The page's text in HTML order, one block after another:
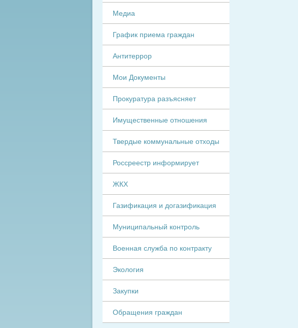
Медиа
График приема граждан
Антитеррор
Мои Документы
Прокуратура разъясняет
Имущественные отношения
Твердые коммунальные отходы
Россреестр информирует
ЖКХ
Газификация и догазификация
Муниципальный контроль
Военная служба по контракту
Экология
Закупки
Обращения граждан